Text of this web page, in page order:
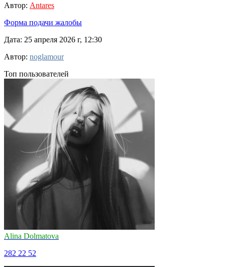
Автор: Antares
Форма подачи жалобы
Дата: 25 апреля 2026 г, 12:30
Автор: noglamour
Топ пользователей
Alina Dolmatova
282 22 52